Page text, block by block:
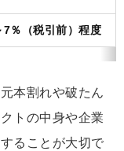
7％（税引前）程度
本割れや破たん
トの中身や企業
ることが大切で